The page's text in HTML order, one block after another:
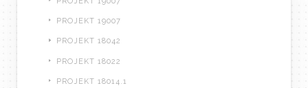
PROJEKT 19007
PROJEKT 18042
PROJEKT 18022
PROJEKT 18014.1